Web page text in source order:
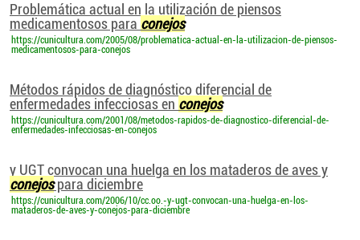
Problemática actual en la utilización de piensos
medicamentosos para conejos
https://cunicultura.com/2005/08/problematica-actual-en-la-utilizacion-de-piensos-
medicamentosos-para-conejos
Métodos rápidos de diagnóstico diferencial de
enfermedades infecciosas en conejos
https://cunicultura.com/2001/08/metodos-rapidos-de-diagnostico-diferencial-de-
enfermedades-infecciosas-en-conejos
y UGT convocan una huelga en los mataderos de aves y
conejospara diciembre
https://cunicultura.com/2006/10/cc.oo.-y-ugt-convocan-una-huelga-en-los-
mataderos-de-aves-y-conejos-para-diciembre